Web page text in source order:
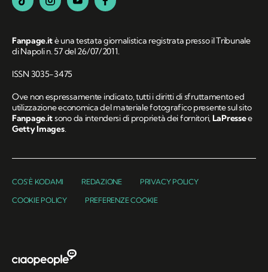
Fanpage.itè una testata giornalistica registrata presso il Tribunale
di Napoli n. 57 del 26/07/2011.
ISSN 3035-3475
Ove non espressamente indicato, tutti i diritti di sfruttamento ed
utilizzazione economica del materiale fotografico presente sul sito
Fanpage.itsono da intendersi di proprietà dei fornitori,LaPressee
Getty Images.
COS'È KODAMI REDAZIONE PRIVACY POLICY
COOKIE POLICY PREFERENZE COOKIE